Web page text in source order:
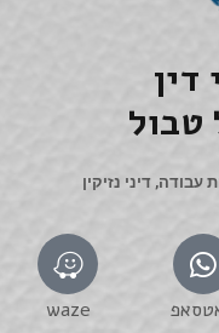
דין
טבול
עבודה, דיני נזיקין
waze